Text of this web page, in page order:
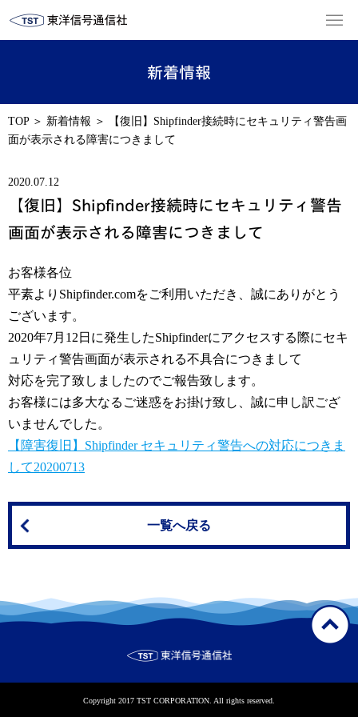
新着情報
TOP＞ 新着情報 ＞
【復旧】Shipfinder接続時にセキュリティ警告画
面が表示される障害につきまして
2020.07.12
【復旧】Shipfinder接続時にセキュリティ警告
画面が表示される障害につきまして
お客様各位
平素よりShipfinder.comをご利用いただき、誠にありがとう
ございます。
2020年7月12日に発生したShipfinderにアクセスする際にセキ
ュリティ警告画面が表示される不具合につきまして
対応を完了致しましたのでご報告致します。
お客様には多大なるご迷惑をお掛け致し、誠に申し訳ござ
いませんでした。
【障害復旧】Shipfinder セキュリティ警告への対応につきま
して20200713
一覧へ戻る
Copyright 2017 TST CORPORATION. All rights reserved.